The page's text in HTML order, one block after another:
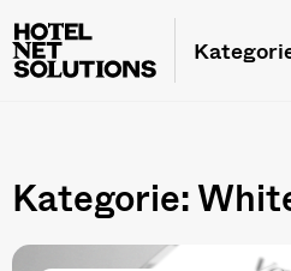
Kategorie: